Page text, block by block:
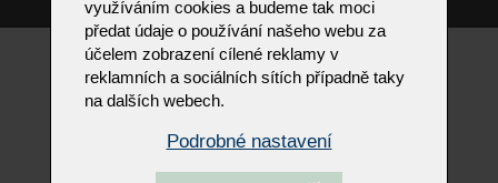
Responzivní web od Artweby.cz
využíváním cookies a budeme tak moci
předat údaje o používání našeho webu za
účelem zobrazení cílené reklamy v
reklamních a sociálních sítích případně taky
na dalších webech.
Podrobné nastavení